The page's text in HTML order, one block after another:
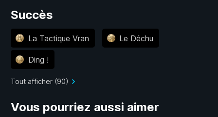
Succès
La Tactique Vran Le Déchu
Ding !
Tout afficher (90)
Vous pourriez aussi aimer